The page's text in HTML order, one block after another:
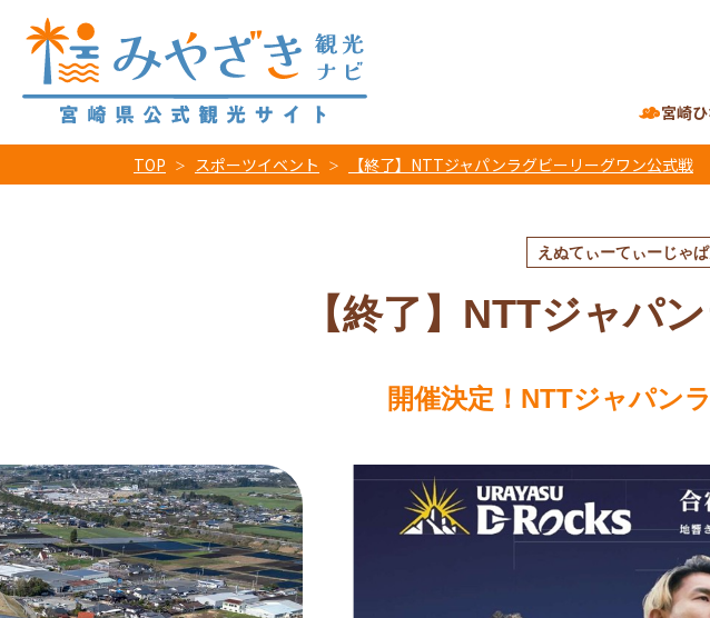
宮崎
TOP スポーツイベント 【終了】NTTジャパンラグビーリーグワン公式戦
えぬてぃーてぃーじゃ
【終了】NTTジャパ
開催決定！NTTジャパン